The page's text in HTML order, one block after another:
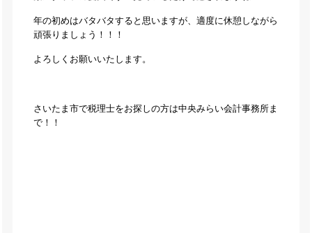
年の初めはバタバタすると思いますが、適度に休憩しながら
頑張りましょう！！！
よろしくお願いいたします。
さいたま市で税理士をお探しの方は中央みらい会計事務所ま
で！！